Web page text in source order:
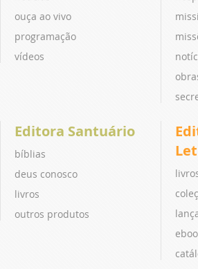
ouça ao vivo
programação
vídeos
Editora Santuário
bíblias
deus conosco
livros
outros produtos